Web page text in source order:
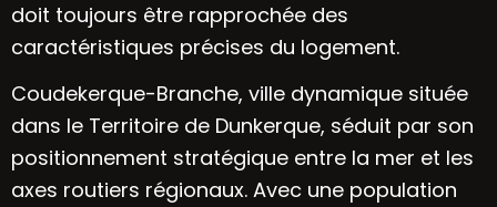
doit toujours être rapprochée des
caractéristiques précises du logement.
Coudekerque-Branche, ville dynamique située
dans le Territoire de Dunkerque, séduit par son
positionnement stratégique entre la mer et les
axes routiers régionaux. Avec une population